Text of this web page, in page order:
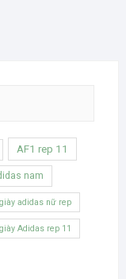
AF1 rep 11
nam
giày adidas nữ rep
giày Adidas rep 11